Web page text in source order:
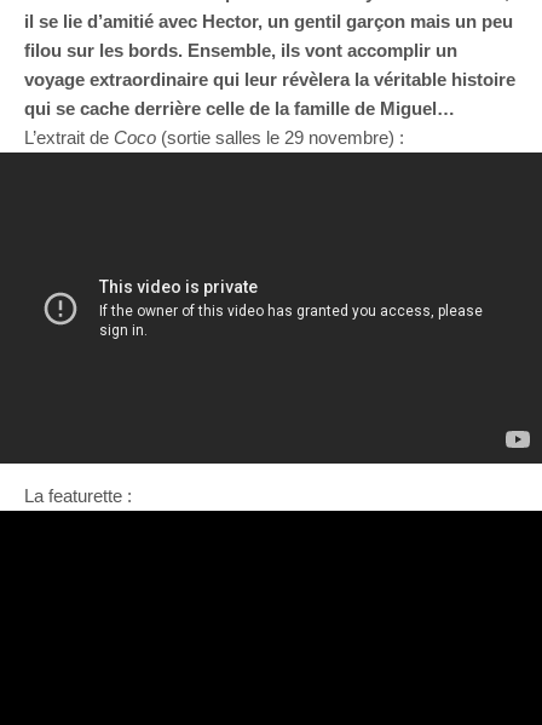
il se lie d’amitié avec Hector, un gentil garçon mais un peu
filou sur les bords. Ensemble, ils vont accomplir un
voyage extraordinaire qui leur révèlera la véritable histoire
qui se cache derrière celle de la famille de Miguel…
L’extrait de Coco (sortie salles le 29 novembre) :
La featurette :